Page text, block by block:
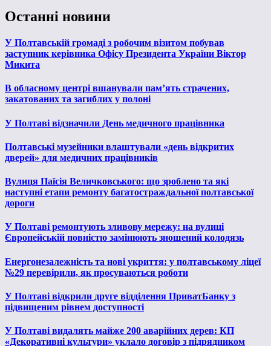
Останні новини
У Полтавській громаді з робочим візитом побував
заступник керівника Офісу Президента України Віктор
Микита
В обласному центрі вшанували пам’ять страчених,
закатованих та загиблих у полоні
У Полтаві відзначили День медичного працівника
Полтавські музейники влаштували «день відкритих
дверей» для медичних працівників
Вулиця Паїсія Величковського: що зроблено та які
наступні етапи ремонту багатостраждальної полтавської
дороги
У Полтаві ремонтують зливову мережу: на вулиці
Європейській повністю замінюють зношений колодязь
Енергонезалежність та нові укриття: у полтавському ліцеї
№29 перевірили, як просуваються роботи
У Полтаві відкрили друге відділення ПриватБанку з
підвищеним рівнем доступності
У Полтаві видалять майже 200 аварійних дерев: КП
«Декоративні культури» уклало договір з підрядником